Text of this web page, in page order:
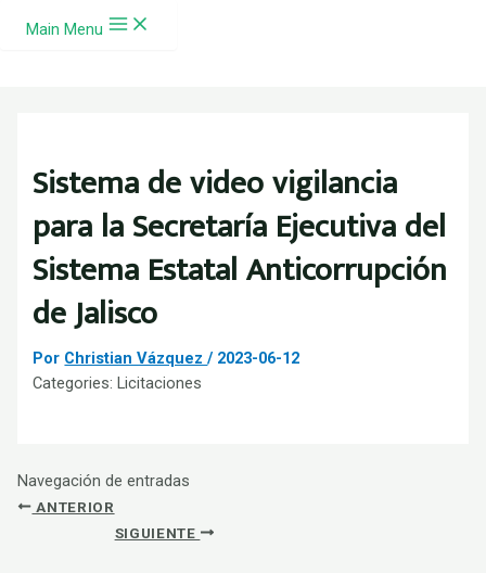
Ir al contenido
Main Menu
Sistema de video vigilancia
para la Secretaría Ejecutiva del
Sistema Estatal Anticorrupción
de Jalisco
Por Christian Vázquez/ 2023-06-12
Categories:Licitaciones
Navegación de entradas
ANTERIOR
SIGUIENTE